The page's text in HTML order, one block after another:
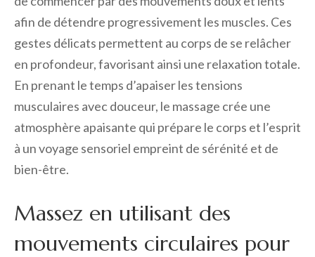
afin de détendre progressivement les muscles. Ces
gestes délicats permettent au corps de se relâcher
en profondeur, favorisant ainsi une relaxation totale.
En prenant le temps d’apaiser les tensions
musculaires avec douceur, le massage crée une
atmosphère apaisante qui prépare le corps et l’esprit
à un voyage sensoriel empreint de sérénité et de
bien-être.
Massez en utilisant des
mouvements circulaires pour